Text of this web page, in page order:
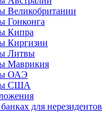
Великобритании
Гонконга
Кипра
Киргизии
Литвы
Маврикия
ОАЭ
США
для нерезидентов